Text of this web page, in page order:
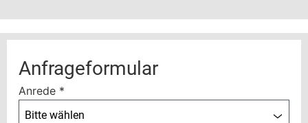
Anfrageformular
Anrede *
Bitte wählen